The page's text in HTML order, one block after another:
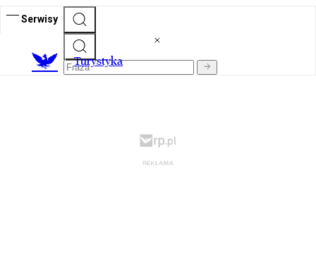
Serwisy
Turystyka